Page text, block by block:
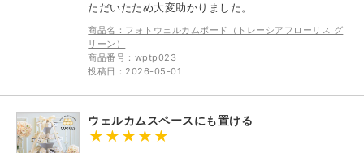
ただいたため大変助かりました。
商品名：フォトウェルカムボード（トレーシアフローリス グ
リーン）
商品番号：wptp023
投稿日：2026-05-01
ウェルカムスペースにも置ける